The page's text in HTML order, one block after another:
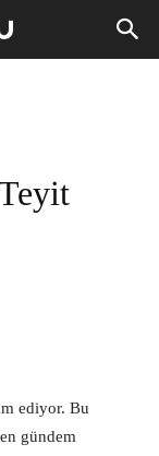
ediyor. Bu
gündem